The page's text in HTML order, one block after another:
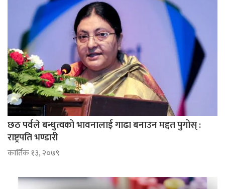
छठ पर्वले बन्धुत्वको भावनालाई गाढा बनाउन मद्दत पुगोस् :
राष्ट्रपति भण्डारी
कार्तिक १३, २०७९